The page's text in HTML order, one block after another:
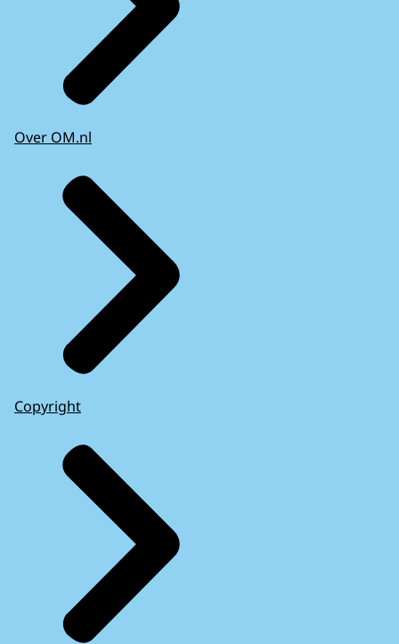
Over OM.nl
Copyright